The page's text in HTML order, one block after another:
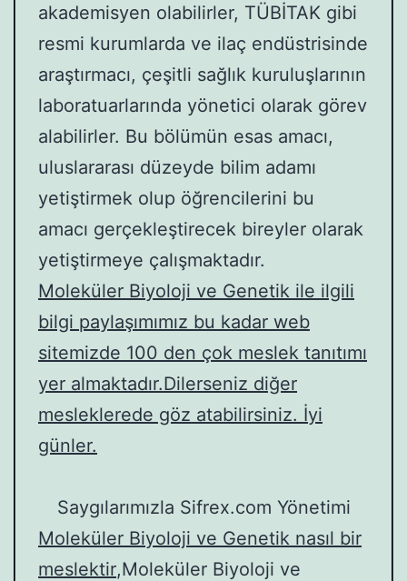
akademisyen olabilirler, TÜBİTAK gibi
resmi kurumlarda ve ilaç endüstrisinde
araştırmacı, çeşitli sağlık kuruluşlarının
laboratuarlarında yönetici olarak görev
alabilirler. Bu bölümün esas amacı,
uluslararası düzeyde bilim adamı
yetiştirmek olup öğrencilerini bu
amacı gerçekleştirecek bireyler olarak
yetiştirmeye çalışmaktadır.
Moleküler Biyoloji ve Genetik ile ilgili
bilgi paylaşımımız bu kadar web
sitemizde 100 den çok meslek tanıtımı
yer almaktadır.Dilerseniz diğer
mesleklerede göz atabilirsiniz. İyi
günler.
Saygılarımızla Sifrex.com Yönetimi
Moleküler Biyoloji ve Genetik nasıl bir
meslektir,Moleküler Biyoloji ve